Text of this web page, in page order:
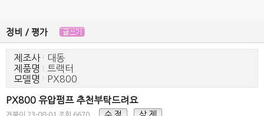
정비 / 평가
제조사
대동
제품명
트랙터
모델명
PX800
PX800 유압펌프 추천부탁드려요